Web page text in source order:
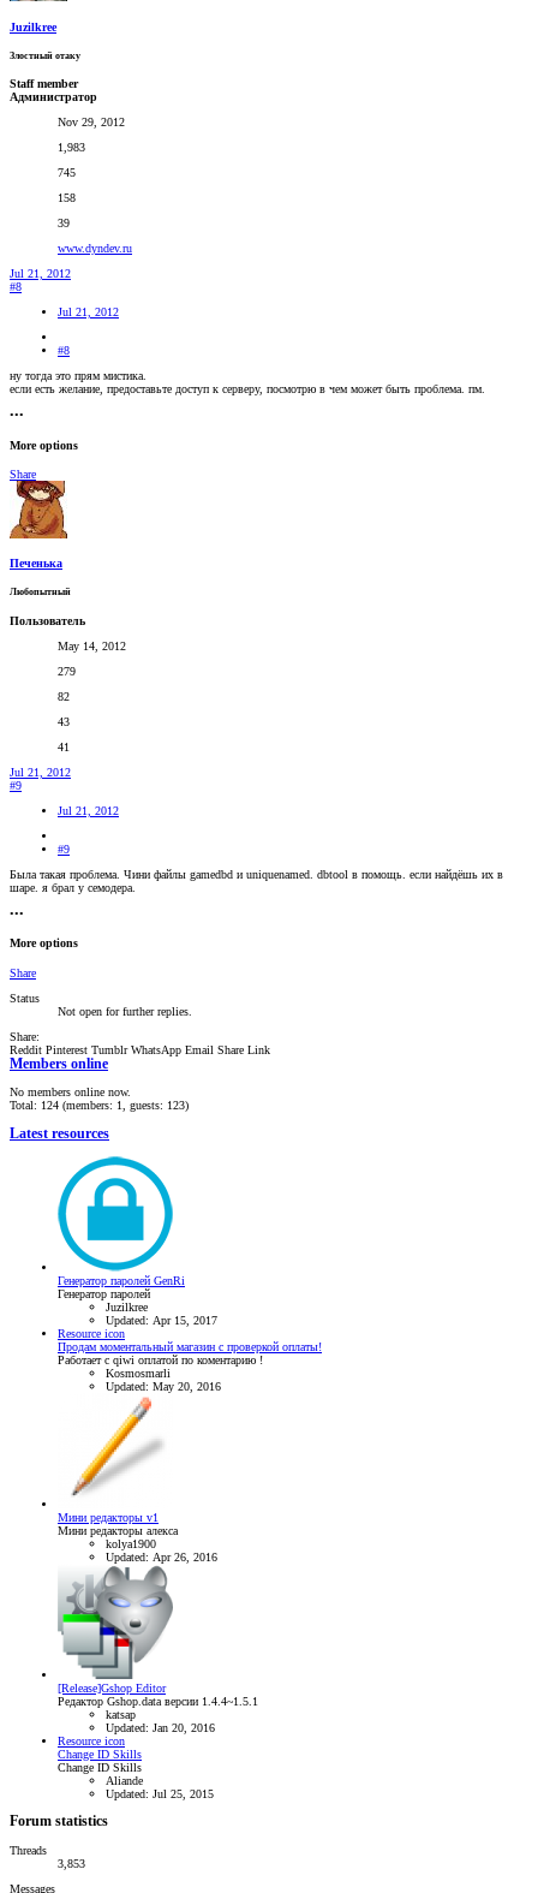
Juzilkree
Злостный отаку
Staff member
Администратор
Nov 29, 2012
1,983
745
158
39
www.dyndev.ru
Jul 21, 2012
#8
Jul 21, 2012
#8
ну тогда это прям мистика.
если есть желание, предоставьте доступ к серверу, посмотрю в чем может быть проблема. пм.
•••
More options
Share
Печенька
Любопытный
Пользователь
May 14, 2012
279
82
43
41
Jul 21, 2012
#9
Jul 21, 2012
#9
Была такая проблема. Чини файлы gamedbd и uniquenamed. dbtool в помощь. если найдёшь их в
шаре. я брал у семодера.
•••
More options
Share
Status
Not open for further replies.
Share:
Reddit Pinterest Tumblr WhatsApp Email Share Link
Members online
No members online now.
Total: 124 (members: 1, guests: 123)
Latest resources
Генератор паролей GenRi
Генератор паролей
Juzilkree
Updated: Apr 15, 2017
Resource icon
Продам моментальный магазин с проверкой оплаты!
Работает с qiwi оплатой по коментарию !
Kosmosmarli
Updated: May 20, 2016
Мини редакторы v1
Мини редакторы алекса
kolya1900
Updated: Apr 26, 2016
[Release]Gshop Editor
Редактор Gshop.data версии 1.4.4~1.5.1
katsap
Updated: Jan 20, 2016
Resource icon
Change ID Skills
Change ID Skills
Aliande
Updated: Jul 25, 2015
Forum statistics
Threads
3,853
Messages